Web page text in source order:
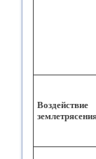
Воздействие